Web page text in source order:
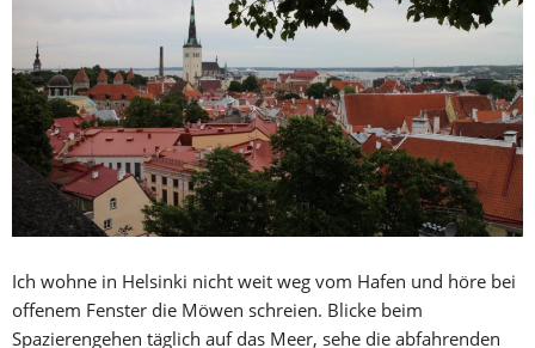
Ich wohne in Helsinki nicht weit weg vom Hafen und höre bei
offenem Fenster die Möwen schreien. Blicke beim
Spazierengehen täglich auf das Meer, sehe die abfahrenden